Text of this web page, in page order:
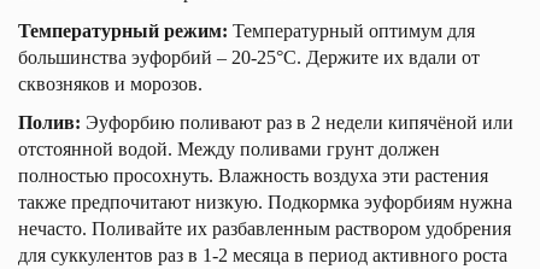
Температурный режим: Температурный оптимум для
большинства эуфорбий – 20-25°С. Держите их вдали от
сквозняков и морозов.
Полив: Эуфорбию поливают раз в 2 недели кипячёной или
отстоянной водой. Между поливами грунт должен
полностью просохнуть. Влажность воздуха эти растения
также предпочитают низкую. Подкормка эуфорбиям нужна
нечасто. Поливайте их разбавленным раствором удобрения
для суккулентов раз в 1-2 месяца в период активного роста